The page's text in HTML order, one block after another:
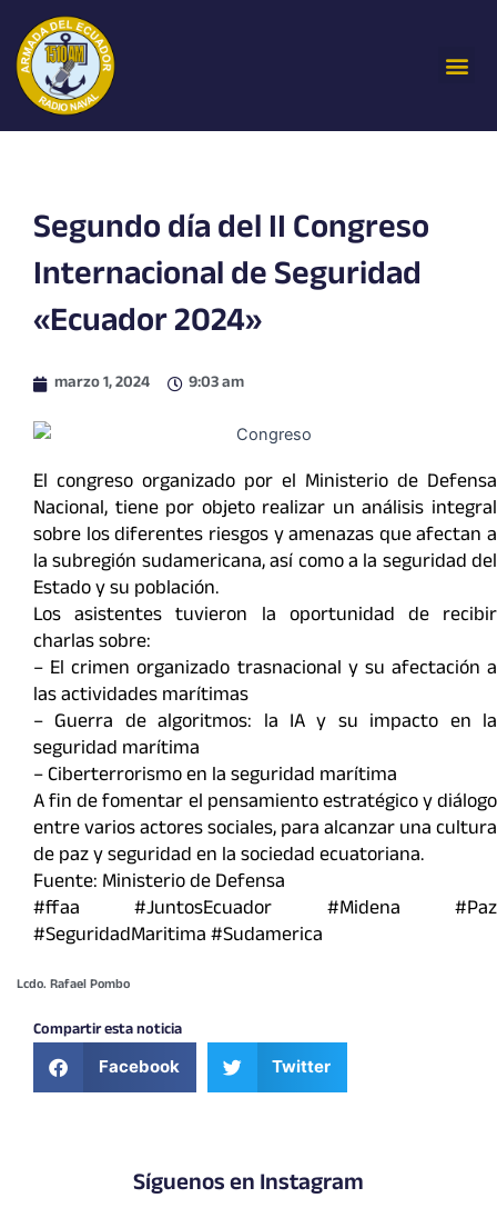
contenido
Segundo día del II Congreso
Internacional de Seguridad
«Ecuador 2024»
marzo 1, 2024 9:03 am
El congreso organizado por el Ministerio de Defensa
Nacional, tiene por objeto realizar un análisis integral
sobre los diferentes riesgos y amenazas que afectan a
la subregión sudamericana, así como a la seguridad del
Estado y su población.
Los asistentes tuvieron la oportunidad de recibir
charlas sobre:
– El crimen organizado trasnacional y su afectación a
las actividades marítimas
– Guerra de algoritmos: la IA y su impacto en la
seguridad marítima
– Ciberterrorismo en la seguridad marítima
A fin de fomentar el pensamiento estratégico y diálogo
entre varios actores sociales, para alcanzar una cultura
de paz y seguridad en la sociedad ecuatoriana.
Fuente: Ministerio de Defensa
#ffaa #JuntosEcuador #Midena #Paz
#SeguridadMaritima #Sudamerica
Lcdo. Rafael Pombo
Compartir esta noticia
Facebook Twitter
Síguenos en Instagram